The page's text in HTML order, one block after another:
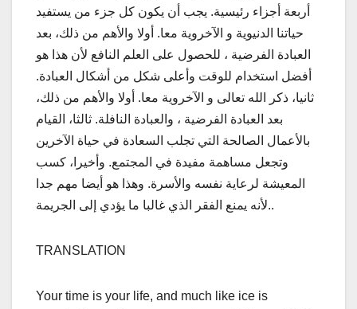
أربعة أجزاء رئيسية. يجب أن يكون كل جزء من يستفيد
حياتنا الدنيوية و الآخروية معا. أولا والأهم من ذلك، بعد
العبادة الفرضية ، للحصول على العلم النافع لأن هذا هو
أفضل استخدام للوقت وأعلى شكل من أشكال العبادة.
ثانيا، ذكر الله تعالى و الآخروية معا. أولا والأهم من ذلك،
بعد العبادة الفرضية ، والعبادة النافلة. ثالثا، القيام
بالأعمال الصالحة التي تجلب السعادة في حياة الآخرين
وتجعل مساهمة مفيدة في المجتمع. وأخيرا، كسب
المعيشة لرعاية نفسه والأسرة. وهذا هو أيضا مهم جدا
لأنه يمنع الفقر الذي غالبا ما يؤدي إلى الجريمة..
TRANSLATION
Your time is your life, and much like ice is